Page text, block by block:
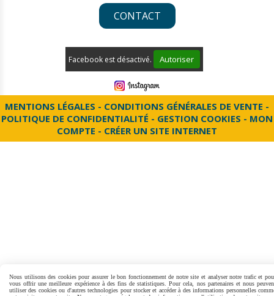
CONTACT
Facebook est désactivé. Autoriser
MENTIONS LÉGALES
CONDITIONS GÉNÉRALES DE VENTE
POLITIQUE DE CONFIDENTIALITÉ
GESTION COOKIES
MON
COMPTE
CRÉER UN SITE INTERNET
Nous utilisons des cookies pour assurer le bon fonctionnement de notre site et analyser notre trafic et
vous offrir une meilleure expérience à des fins de statistiques. Pour cela, nos partenaires et nous
utiliser des cookies ou d'autres technologies pour stocker et accéder à des informations personnelles